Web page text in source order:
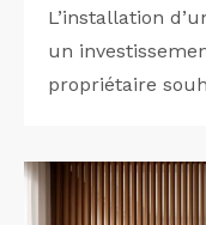
L’installation
un
propriétaire